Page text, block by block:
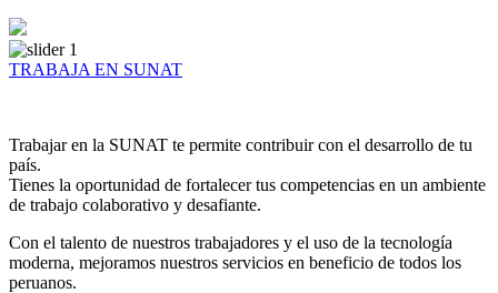
TRABAJA EN SUNAT
Trabajar en la SUNAT te permite contribuir con el desarrollo de tu
país.
Tienes la oportunidad de fortalecer tus competencias en un ambiente
de trabajo colaborativo y desafiante.
Con el talento de nuestros trabajadores y el uso de la tecnología
moderna, mejoramos nuestros servicios en beneficio de todos los
peruanos.